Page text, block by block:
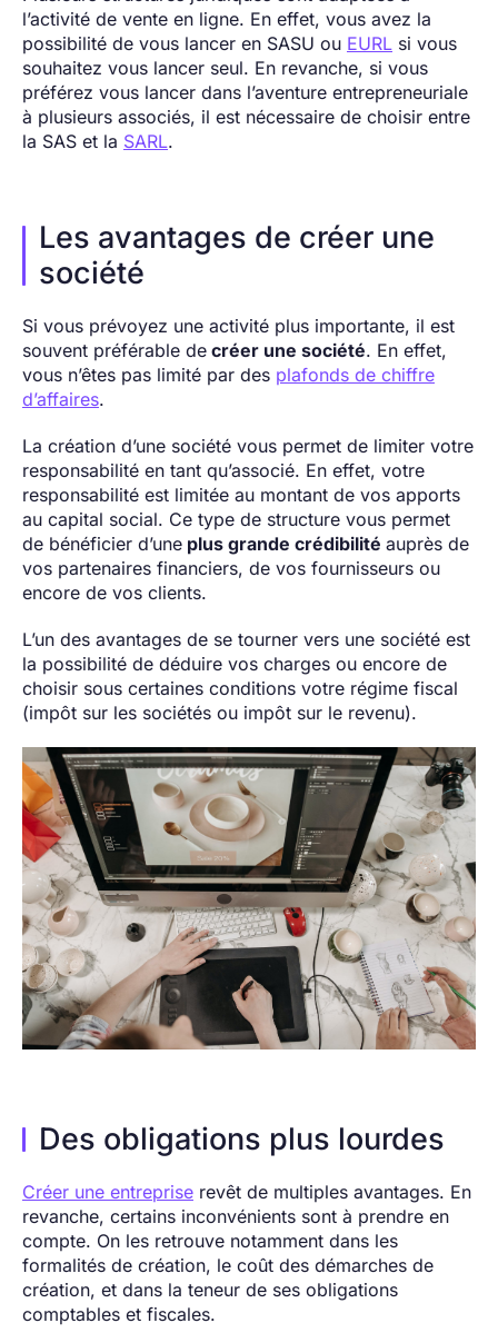
l’activité de vente en ligne. En effet, vous avez la
possibilité de vous lancer en SASU ou EURL si vous
souhaitez vous lancer seul. En revanche, si vous
préférez vous lancer dans l’aventure entrepreneuriale
à plusieurs associés, il est nécessaire de choisir entre
la SAS et la SARL.
Les avantages de créer une
société
Si vous prévoyez une activité plus importante, il est
souvent préférable de créer une société. En effet,
vous n’êtes pas limité par des plafonds de chiffre
d’affaires.
La création d’une société vous permet de limiter votre
responsabilité en tant qu’associé. En effet, votre
responsabilité est limitée au montant de vos apports
au capital social. Ce type de structure vous permet
de bénéficier d’une plus grande crédibilité auprès de
vos partenaires financiers, de vos fournisseurs ou
encore de vos clients.
L’un des avantages de se tourner vers une société est
la possibilité de déduire vos charges ou encore de
choisir sous certaines conditions votre régime fiscal
(impôt sur les sociétés ou impôt sur le revenu).
Des obligations plus lourdes
Créer une entreprise revêt de multiples avantages. En
revanche, certains inconvénients sont à prendre en
compte. On les retrouve notamment dans les
formalités de création, le coût des démarches de
création, et dans la teneur de ses obligations
comptables et fiscales.